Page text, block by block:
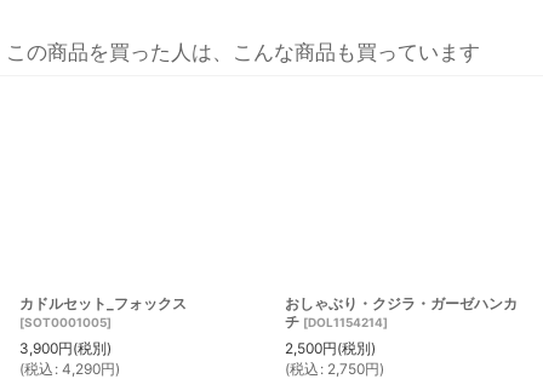
この商品を買った人は、こんな商品も買っています
カドルセット_フォックス
[SOT0001005]
3,900円(税別)
(税込 : 4,290円)
おしゃぶり・クジラ・ガーゼハンカ
チ [DOL1154214]
2,500円(税別)
(税込 : 2,750円)